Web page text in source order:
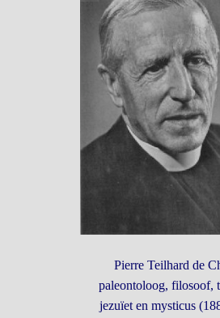
Pierre Teilhard de
paleontoloog, filosoof,
jezuïet en mysticus